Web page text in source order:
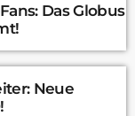
Das Globus
Neue